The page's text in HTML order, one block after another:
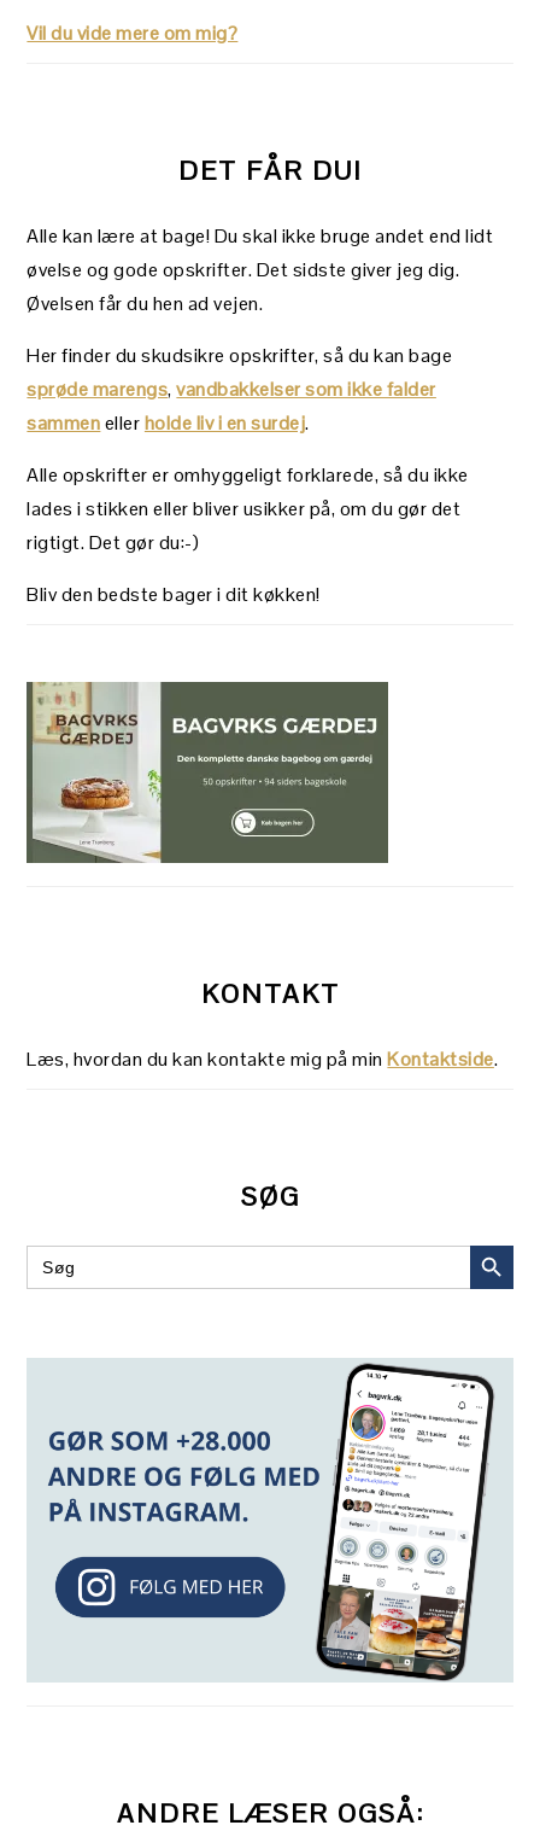
Vil du vide mere om mig?
DET FÅR DU!
Alle kan lære at bage! Du skal ikke bruge andet end lidt
øvelse og gode opskrifter. Det sidste giver jeg dig.
Øvelsen får du hen ad vejen.
Her finder du skudsikre opskrifter, så du kan bage
sprøde marengs,vandbakkelser som ikke falder
sammenellerholde liv i en surdej.
Alle opskrifter er omhyggeligt forklarede, så du ikke
lades i stikken eller bliver usikker på, om du gør det
rigtigt. Det gør du:-)
Bliv den bedste bager i dit køkken!
KONTAKT
Læs, hvordan du kan kontakte mig på minKontaktside.
SØG
Search
for:
SEARCH
ANDRE LÆSER OGSÅ: